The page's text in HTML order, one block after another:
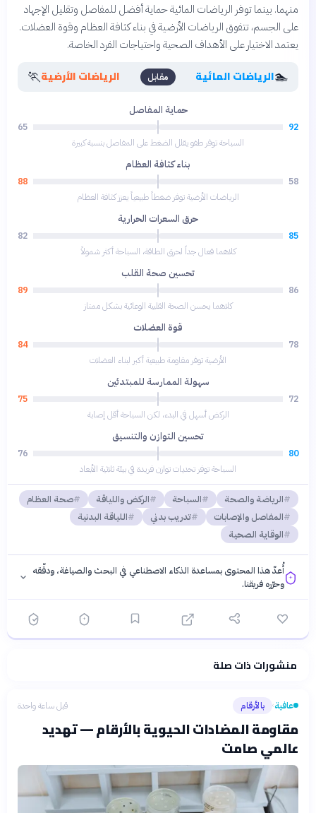
منهما. بينما توفر الرياضات المائية حماية أفضل للمفاصل وتقليل الإجهاد
على الجسم، تتفوق الرياضات الأرضية في بناء كثافة العظام وقوة العضلات.
يعتمد الاختيار على الأهداف الصحية واحتياجات الفرد الخاصة.
🏊الرياضات المائية مقابل الرياضات الأرضية🏃
حماية المفاصل
92
65
السباحة توفر طفو يقلل الضغط على المفاصل بنسبة كبيرة
بناء كثافة العظام
58
88
الرياضات الأرضية توفر ضغطاً طبيعياً يعزز كثافة العظام
حرق السعرات الحرارية
85
82
كلاهما فعال جداً لحرق الطاقة، السباحة أكثر شمولاً
تحسين صحة القلب
86
89
كلاهما يحسن الصحة القلبية الوعائية بشكل ممتاز
قوة العضلات
78
84
الأرضية توفر مقاومة طبيعية أكبر لبناء العضلات
سهولة الممارسة للمبتدئين
72
75
الركض أسهل في البدء، لكن السباحة أقل إصابة
تحسين التوازن والتنسيق
80
76
السباحة توفر تحديات توازن فريدة في بيئة ثلاثية الأبعاد
الرياضة والصحة السباحة الركض واللياقة
صحة العظام
المفاصل والإصابات
تدريب بدني
اللياقة البدنية
الوقاية الصحية
أُعدّ هذا المحتوى بمساعدة الذكاء الاصطناعي في البحث والصياغة، ودقّقه
وحرّره فريقنا.
فلسفتنا المعرفية· سياسة الذكاء الاصطناعيمنشورات ذات صلة
عافية› بالأرقام قبل ساعة واحدة
مقاومة المضادات الحيوية بالأرقام — تهديد
عالمي صامت